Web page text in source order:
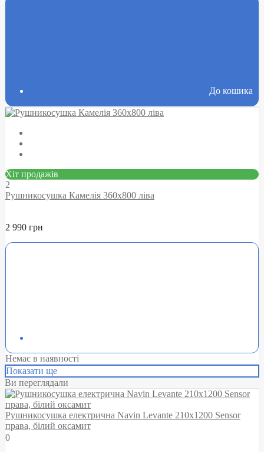
До кошика
Хіт продажів
2
Рушникосушка Камелія 360х800 ліва
2 990 грн
Немає в наявності
Показати ще
Ви переглядали
Рушникосушка електрична Navin Levante 210х1200 Sensor
права, білий оксамит
0